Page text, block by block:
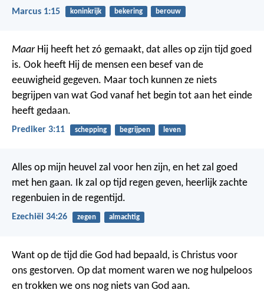
Marcus 1:15 koninkrijk bekering berouw
MaarHij heeft het zó gemaakt, dat alles op zijn tijd goed
is. Ook heeft Hij de mensen een besef van de
eeuwigheid gegeven. Maar toch kunnen ze niets
begrijpen van wat God vanaf het begin tot aan het einde
heeft gedaan.
Prediker 3:11 schepping begrijpen leven
Alles op mijn heuvel zal voor hen zijn, en het zal goed
met hen gaan. Ik zal op tijd regen geven, heerlijk zachte
regenbuien in de regentijd.
Ezechiël 34:26 zegen almachtig
Want op de tijd die God had bepaald, is Christus voor
ons gestorven. Op dat moment waren we nog hulpeloos
en trokken we ons nog niets van God aan.